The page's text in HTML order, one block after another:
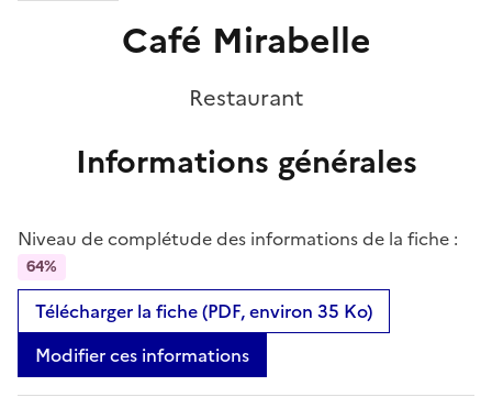
Café Mirabelle
Restaurant
Informations générales
Niveau de complétude des informations de la fiche :
64%
Télécharger la fiche (PDF, environ 35 Ko)
Modifier ces informations